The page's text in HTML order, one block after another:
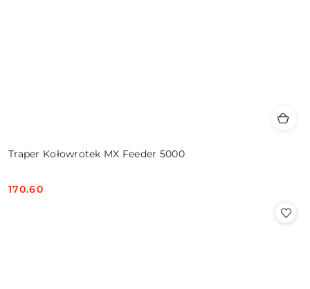
Traper Kołowrotek MX Feeder 5000
Cena:
170.60